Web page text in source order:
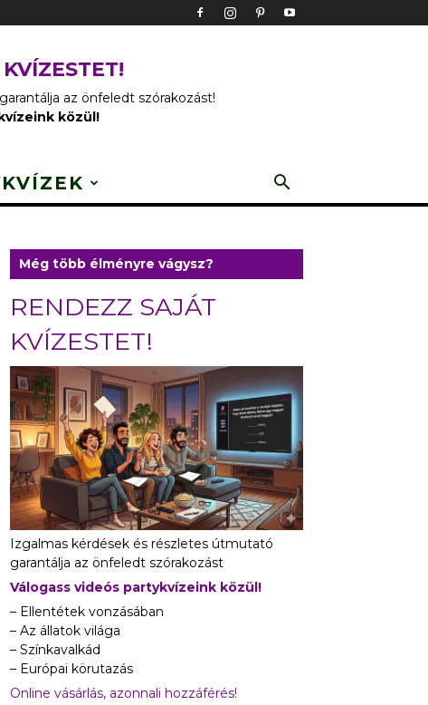
az önfeledt szórakozást!
közül!
Még több élményre vágysz?
RENDEZZ SAJÁT
KVÍZESTET!
Izgalmas kérdések és részletes útmutató
garantálja az önfeledt szórakozást
Válogass videós partykvízeink közül!
– Ellentétek vonzásában
– Az állatok világa
– Színkavalkád
– Európai körutazás
Online vásárlás, azonnali hozzáférés!